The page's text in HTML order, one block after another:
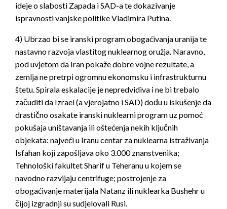
ideje o slabosti Zapada i SAD-a te dokazivanje
ispravnosti vanjske politike Vladimira Putina.
4) Ubrzao bi se iranski program obogaćivanja uranija te
nastavno razvoja vlastitog nuklearnog oružja. Naravno,
pod uvjetom da Iran pokaže dobre vojne rezultate, a
zemlja ne pretrpi ogromnu ekonomsku i infrastrukturnu
štetu. Spirala eskalacije je nepredvidiva i ne bi trebalo
začuditi da Izrael (a vjerojatno i SAD) dođu u iskušenje da
drastično osakate iranski nuklearni program uz pomoć
pokušaja uništavanja ili oštećenja nekih ključnih
objekata: najveći u Iranu centar za nuklearna istraživanja
Isfahan koji zapošljava oko 3.000 znanstvenika;
Tehnološki fakultet Sharif u Teheranu u kojem se
navodno razvijaju centrifuge; postrojenje za
obogaćivanje materijala Natanz ili nuklearka Bushehr u
čijoj izgradnji su sudjelovali Rusi.